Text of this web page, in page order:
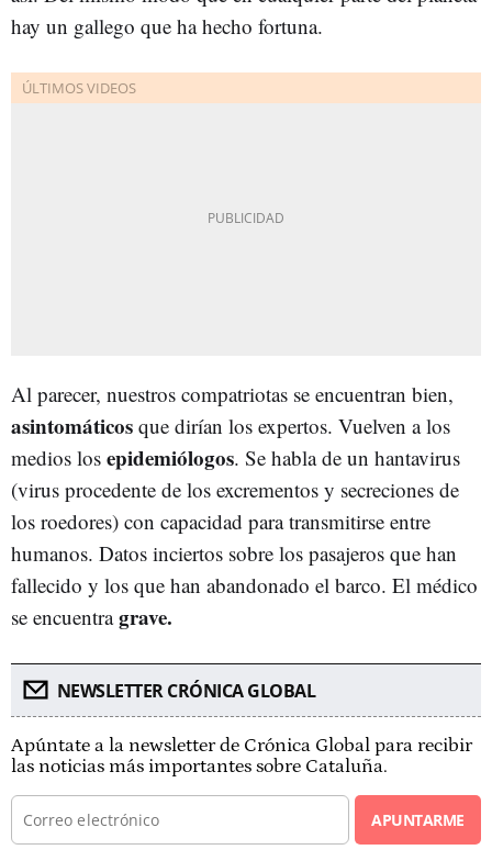
hay un gallego que ha hecho fortuna.
Al parecer, nuestros compatriotas se encuentran bien,
asintomáticos que dirían los expertos. Vuelven a los
medios los epidemiólogos. Se habla de un hantavirus
(virus procedente de los excrementos y secreciones de
los roedores) con capacidad para transmitirse entre
humanos. Datos inciertos sobre los pasajeros que han
fallecido y los que han abandonado el barco. El médico
se encuentragrave.
NEWSLETTER CRÓNICA GLOBAL
Apúntate a la newsletter de Crónica Global para recibir
las noticias más importantes sobre Cataluña.
APUNTARME